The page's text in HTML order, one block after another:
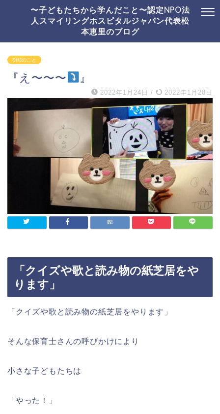
〜子どもたちから学んだこと〜認定NPO法
人スマイリングホスピタルジャパン代表松
本恵里のブログ
SHJのこと
『え〜〜〜 』
2022年1月24日 / 2022年1月28日
「クイズや歌と読み物の紙芝居をや
ります」
「クイズや歌と読み物の紙芝居をやります」
そんな保育士さんの呼びかけにより
小さな子どもたちは
「やった！」